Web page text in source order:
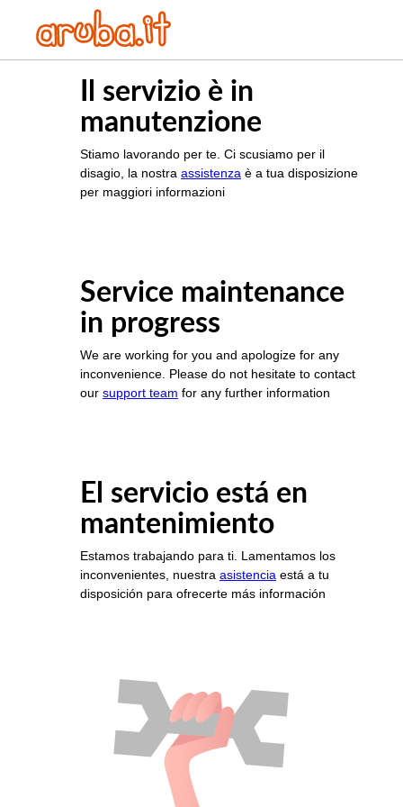
Il servizio è in
manutenzione
Stiamo lavorando per te. Ci scusiamo per il
disagio, la nostra assistenza è a tua disposizione
per maggiori informazioni
Service maintenance
in progress
We are working for you and apologize for any
inconvenience. Please do not hesitate to contact
our support team for any further information
El servicio está en
mantenimiento
Estamos trabajando para ti. Lamentamos los
inconvenientes, nuestra asistencia está a tu
disposición para ofrecerte más información